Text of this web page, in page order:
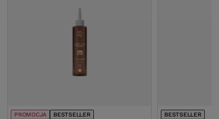
PROMOCJA BESTSELLER BESTSELLER